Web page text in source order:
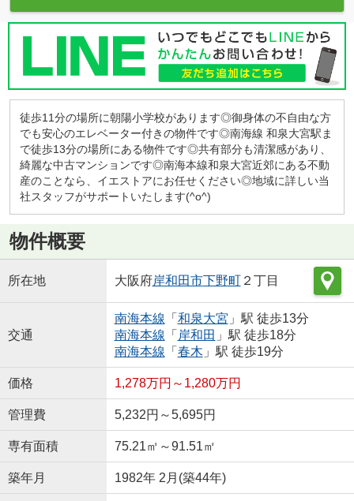
徒歩11分の場所に朝陽小学校があります◎御身体の不自由な方
でも安心のエレベーター付きの物件です◎南海線 和泉大宮駅ま
で徒歩13分の場所にある物件です◎共有部分も清潔感があり、
綺麗な中古マンションです◎南海本線和泉大宮近郊にある不動
産のことなら、イエストアにお任せください◎地域に詳しい当
社スタッフがサポートいたします(^o^)
物件概要
所在地 大阪府岸和田市下野町２丁目
交通
南海本線 「 和泉大宮 」駅 徒歩13分
南海本線 「 岸和田 」駅 徒歩18分
南海本線 「 春木 」駅 徒歩19分
価格 1,278万円～1,280万円
管理費 5,232円～5,695円
専有面積 75.21㎡～91.51㎡
築年月 1982年 2月(築44年)